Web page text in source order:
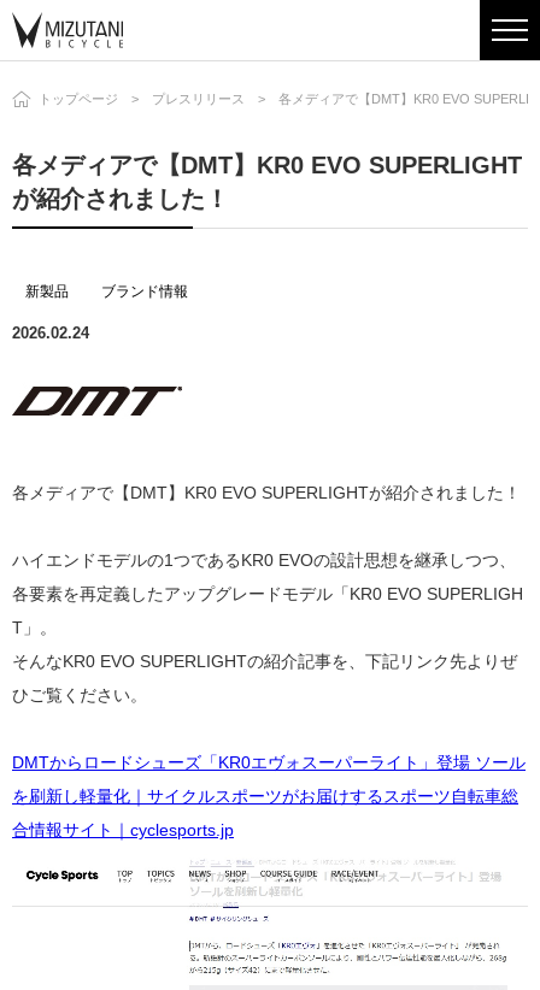
トップページ プレスリリース 各メディアで【DMT】KR0 EVO
各メディアで【DMT】KR0 EVO SUPERLIGHT
が紹介されました！
新製品 ブランド情報
2026.02.24
各メディアで【DMT】KR0 EVO SUPERLIGHTが紹介されました！
ハイエンドモデルの1つであるKR0 EVOの設計思想を継承しつつ、
各要素を再定義したアップグレードモデル「KR0 EVO SUPERLIGH
T」。
そんなKR0 EVO SUPERLIGHTの紹介記事を、下記リンク先よりぜ
ひご覧ください。
DMTからロードシューズ「KR0エヴォスーパーライト」登場 ソール
を刷新し軽量化｜サイクルスポーツがお届けするスポーツ自転車総
合情報サイト｜cyclesports.jp